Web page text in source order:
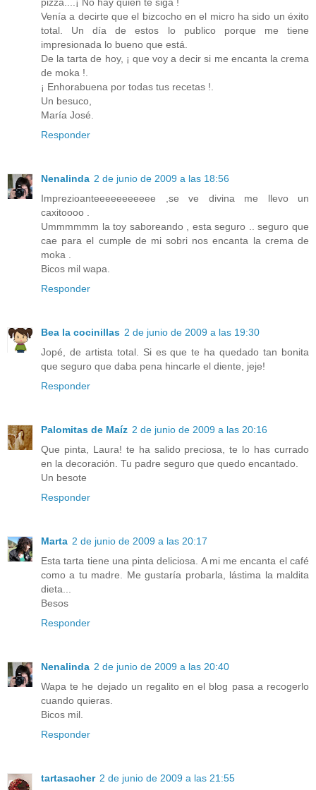
Venía a decirte que el bizcocho en el micro ha sido un éxito
total. Un día de estos lo publico porque me tiene
impresionada lo bueno que está.
De la tarta de hoy, ¡ que voy a decir si me encanta la crema
de moka !.
¡ Enhorabuena por todas tus recetas !.
Un besuco,
María José.
Responder
Nenalinda 2 de junio de 2009 a las 18:56
Imprezioanteeeeeeeeeee ,se ve divina me llevo un
caxitoooo .
Ummmmmm la toy saboreando , esta seguro .. seguro que
cae para el cumple de mi sobri nos encanta la crema de
moka .
Bicos mil wapa.
Responder
Bea la cocinillas 2 de junio de 2009 a las 19:30
Jopé, de artista total. Si es que te ha quedado tan bonita
que seguro que daba pena hincarle el diente, jeje!
Responder
Palomitas de Maíz 2 de junio de 2009 a las 20:16
Que pinta, Laura! te ha salido preciosa, te lo has currado
en la decoración. Tu padre seguro que quedo encantado.
Un besote
Responder
Marta 2 de junio de 2009 a las 20:17
Esta tarta tiene una pinta deliciosa. A mi me encanta el café
como a tu madre. Me gustaría probarla, lástima la maldita
dieta...
Besos
Responder
Nenalinda 2 de junio de 2009 a las 20:40
Wapa te he dejado un regalito en el blog pasa a recogerlo
cuando quieras.
Bicos mil.
Responder
tartasacher 2 de junio de 2009 a las 21:55